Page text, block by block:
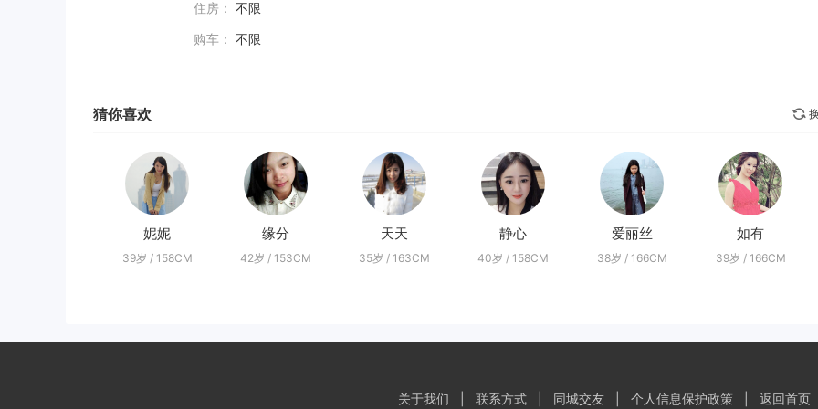
住房： 不限
购车： 不限
猜你喜欢
妮妮
39岁 / 158CM
缘分
42岁 / 153CM
天天
35岁 / 163CM
静心
40岁 / 158CM
爱丽丝
38岁 / 166CM
如有
39岁 / 166CM
关于我们 联系方式 同城交友 个人信息保护政策 返回首页